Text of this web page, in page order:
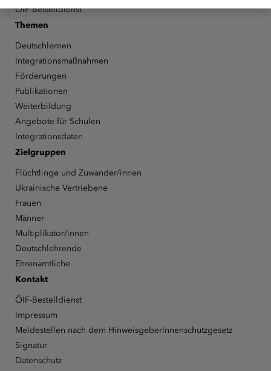
ÖIF-Bestelldienst
Themen
Deutschlernen
Integrationsmaßnahmen
Förderungen
Publikationen
Weiterbildung
Angebote für Schulen
Integrationsdaten
Zielgruppen
Flüchtlinge und Zuwander/innen
Ukrainische Vertriebene
Frauen
Männer
Multiplikator/innen
Deutschlehrende
Ehrenamtliche
Kontakt
ÖIF-Bestelldienst
Impressum
Meldestellen nach dem HinweisgeberInnenschutzgesetz
Signatur
Datenschutz